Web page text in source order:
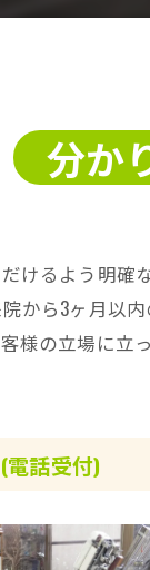
分か
けるよう明
から3ヶ月以
様の立場に立
話受付)